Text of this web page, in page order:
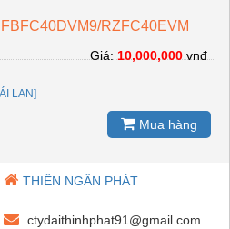
RZFC40EVM
LAN]
Giá: 10,000,000 vnđ
Mua hàng
THIÊN NGÂN PHÁT
ctydaithinhphat91@gmail.com